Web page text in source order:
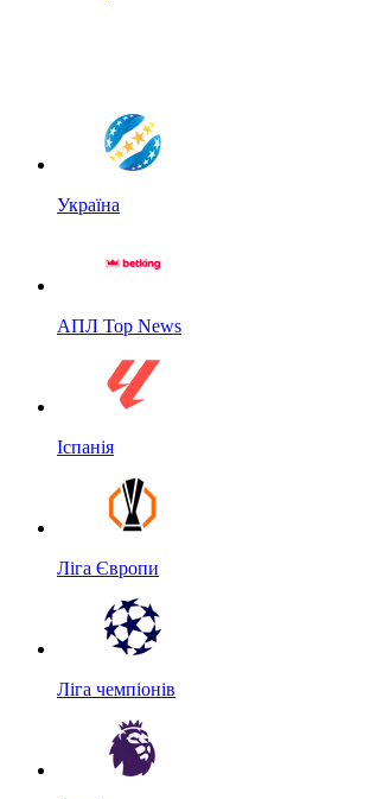
Україна
АПЛ Top News
Іспанія
Ліга Європи
Ліга чемпіонів